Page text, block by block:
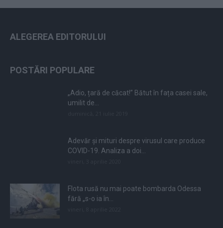
ALEGEREA EDITORULUI
POSTĂRI POPULARE
„Adio, țară de căcat!” Bătut în fața casei sale,
umilit de...
Adevăr și mituri despre virusul care produce
COVID-19. Analiza a doi...
Flota rusă nu mai poate bombarda Odessa
fără „s-o ia în...